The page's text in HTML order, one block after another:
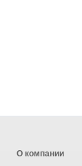
О компании